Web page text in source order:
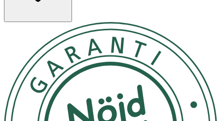
PRO- PYLENE GLYCOL, ETHYLHEXYL STEA- RATE,
ARGANIA SPINOSA KERNEL OIL, MAURITIA FLEXUOSA
FRUIT OIL, PAN- THENOL, TOCOPHERYL ACETATE,
UBIQUINONE, FOLIC ACID, SODIUM HYALURONATE,
SORBITOL, POLYSOR- BATE 20, CETYL DIMETHICONE,
PHENOXYETHANOL, ETHYLHEXYLGLY- CERIN,
AMMONIUM ACRYLOYLDIMETHYLTAURATE/VP
COPOLYMER, ACRY- LATES/C10-30 ALKYL ACRYLATE
CROSSPOLYMER, XANTHAN GUM, SODIUM HYDROXIDE.